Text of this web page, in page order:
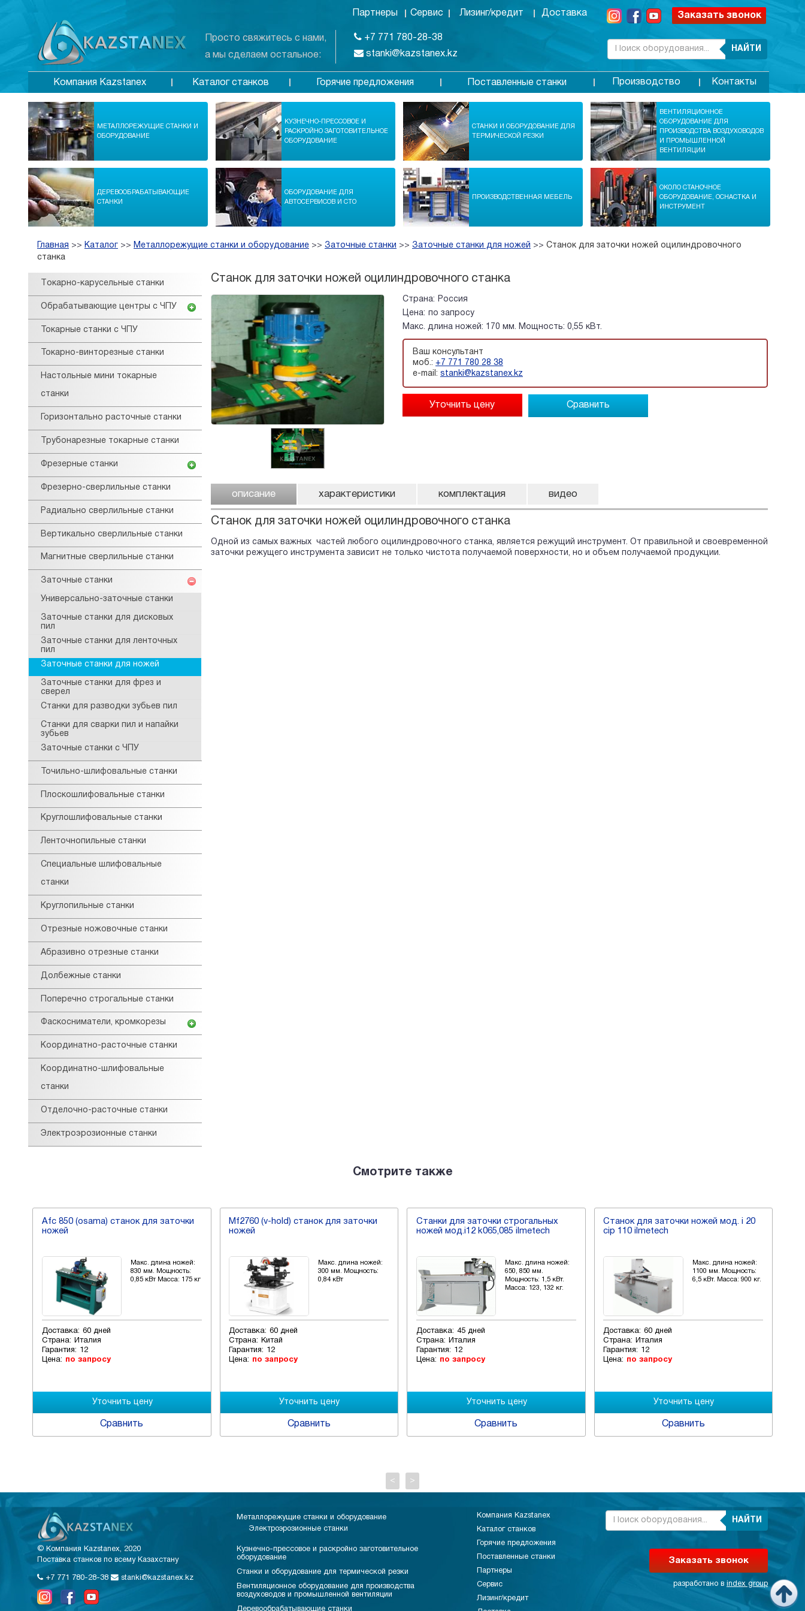
Просто свяжитесь с нами,
а мы сделаем остальное:
Партнеры Сервис Лизинг/кредит Доставка
+7 771 780-28-38
stanki@kazstanex.kz
Заказать звонок
НАЙТИ
Компания Kazstanex Каталог станков Горячие предложения Поставленные станки Производство Контакты
МЕТАЛЛОРЕЖУЩИЕ СТАНКИ И
ОБОРУДОВАНИЕ
КУЗНЕЧНО-ПРЕССОВОЕ И
РАСКРОЙНО ЗАГОТОВИТЕЛЬНОЕ
ОБОРУДОВАНИЕ
СТАНКИ И ОБОРУДОВАНИЕ ДЛЯ
ТЕРМИЧЕСКОЙ РЕЗКИ
ВЕНТИЛЯЦИОННОЕ
ОБОРУДОВАНИЕ ДЛЯ
ПРОИЗВОДСТВА ВОЗДУХОВОДОВ
И ПРОМЫШЛЕННОЙ
ВЕНТИЛЯЦИИ
ДЕРЕВООБРАБАТЫВАЮЩИЕ
СТАНКИ
ОБОРУДОВАНИЕ ДЛЯ
АВТОСЕРВИСОВ И СТО
ПРОИЗВОДСТВЕННАЯ МЕБЕЛЬ
ОКОЛО СТАНОЧНОЕ
ОБОРУДОВАНИЕ, ОСНАСТКА И
ИНСТРУМЕНТ
Главная >> Каталог >> Металлорежущие станки и оборудование >> Заточные станки >> Заточные станки для ножей >> Станок для заточки ножей оцилиндровочного
станка
Tокарнo-карусельные станки
Обрабатывающие центры с ЧПУ
Токарные станки с ЧПУ
Токарно-винторезные станки
Настольные мини токарные
станки
Горизонтально расточные станки
Трубонарезные токарные станки
Фрезерные станки
Фрезерно-сверлильные станки
Радиально сверлильные станки
Вертикально сверлильные станки
Магнитные сверлильные станки
Заточные станки
Универсально-заточные станки
Заточные станки для дисковых
пил
Заточные станки для ленточных
пил
Заточные станки для ножей
Заточные станки для фрез и
сверел
Станки для разводки зубьев пил
Станки для сварки пил и напайки
зубьев
Заточные станки с ЧПУ
Точильно-шлифовальные станки
Плоскошлифовальные станки
Круглошлифовальные станки
Ленточнопильные станки
Специальные шлифовальные
станки
Круглопильные станки
Отрезные ножовочные станки
Абразивно отрезные станки
Долбежные станки
Поперечно строгальные станки
Фаскосниматели, кромкорезы
Координатно-расточные станки
Координатно-шлифовальные
станки
Отделочно-расточные станки
Электроэрозионные станки
Станок для заточки ножей оцилиндровочного станка
Страна:
Россия
Цена: по запросу
Макс. длина ножей: 170 мм. Мощность: 0,55 кВт.
Ваш консультант
моб.: +7 771 780 28 38
e-mail: stanki@kazstanex.kz
Сравнить
описание характеристики комплектация видео
Станок для заточки ножей оцилиндровочного станка
Одной из самых важных частей любого оцилиндровочного станка, является режущий инструмент. От правильной и своевременной
заточки режущего инструмента зависит не только чистота получаемой поверхности, но и объем получаемой продукции.
Смотрите также
Afc 850 (osama) станок для заточки
ножей
Макс. длина ножей:
830 мм. Мощность:
0,85 кВт Масса: 175 кг
Доставка: 60 дней
Страна:
Италия
Гарантия:
12
Цена:
по запросу
Сравнить
Mf2760 (v-hold) станок для заточки
ножей
Макс. длина ножей:
300 мм. Мощность:
0,84 кВт
Доставка: 60 дней
Страна:
Китай
Гарантия:
12
Цена:
по запросу
Сравнить
Станки для заточки строгальных
ножей мод.i12 k065,085 ilmetech
Макс. длина ножей:
650, 850 мм.
Мощность: 1,5 кВт.
Масса: 123, 132 кг.
Доставка: 45 дней
Страна:
Италия
Гарантия:
12
Цена:
по запросу
Сравнить
Станок для заточки ножей мод. i 20
cip 110 ilmetech
Макс. длина ножей:
1100 мм. Мощность:
6,5 кВт. Масса: 900 кг.
Доставка: 60 дней
Страна:
Италия
Гарантия:
12
Цена:
по запросу
Сравнить
< >
© Компания Kazstanex, 2020
Поставка станков по всему Казахстану
+7 771 780-28-38 stanki@kazstanex.kz
Металлорежущие станки и оборудование
Электроэрозионные станки
Кузнечно-прессовое и раскройно заготовительное
оборудование
Станки и оборудование для термической резки
Вентиляционное оборудование для производства
воздуховодов и промышленной вентиляции
Деревообрабатывающие станки
Компания Kazstanex
Каталог станков
Горячие предложения
Поставленные станки
Партнеры
Сервис
Лизинг/кредит
НАЙТИ
Заказать звонок
разработано в index group